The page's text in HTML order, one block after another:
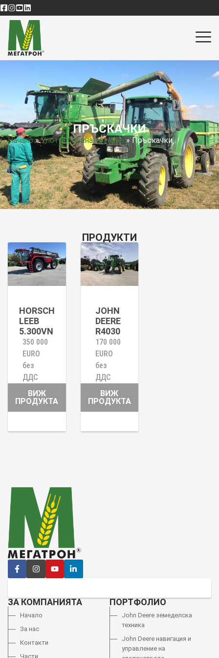
ПРЪСКАЧКИ
Начало » Употребявана техника » Пръскачки
ПРОДУКТИ
HORSCH
LEEB
5.300VN
350 000
EURO
без
ДДС
ВИЖ
ПРОДУКТА
JOHN
DEERE
R4030
170 000
EURO
без
ДДС
ВИЖ
ПРОДУКТА
ЗА КОМПАНИЯТА
Начало
За нас
Контакти
Части
ПОРТФОЛИО
John Deere земеделска
техника
John Deere навигация и
управление на